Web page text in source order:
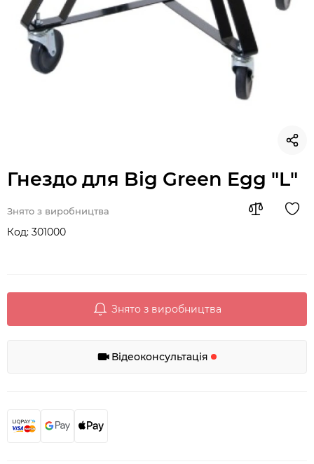
Гнездо для Big Green Egg "L"
Знято з виробництва
Код: 301000
Знято з виробництва
Відеоконсультація